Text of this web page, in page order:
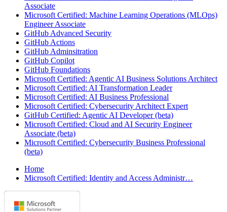
Associate
Microsoft Certified: Machine Learning Operations (MLOps)
Engineer Associate
GitHub Advanced Security
GitHub Actions
GitHub Adminsitration
GitHub Copilot
GitHub Foundations
Microsoft Certified: Agentic AI Business Solutions Architect
Microsoft Certified: AI Transformation Leader
Microsoft Certified: AI Business Professional
Microsoft Certified: Cybersecurity Architect Expert
GitHub Certified: Agentic AI Developer (beta)
Microsoft Certified: Cloud and AI Security Engineer
Associate (beta)
Microsoft Certified: Cybersecurity Business Professional
(beta)
Home
Microsoft Certified: Identity and Access Administr…